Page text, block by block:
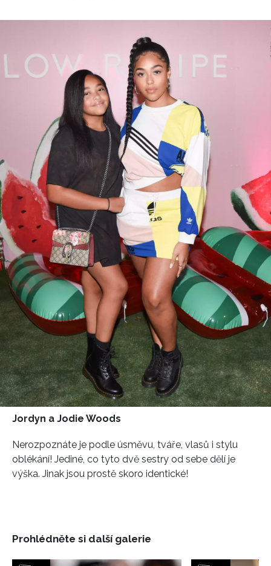
Jordyn a Jodie Woods
Nerozpoznáte je podle úsměvu, tváře, vlasů i stylu
oblékání! Jediné, co tyto dvě sestry od sebe dělí je
výška. Jinak jsou prostě skoro identické!
Prohlédněte si další galerie